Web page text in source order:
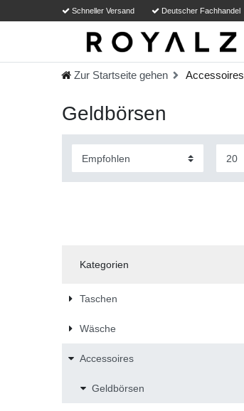
Schneller Versand Deutscher Fachhandel
Zur Startseite gehen Accessoires
Geldbörsen
Kategorien
Taschen
Wäsche
Accessoires
Geldbörsen